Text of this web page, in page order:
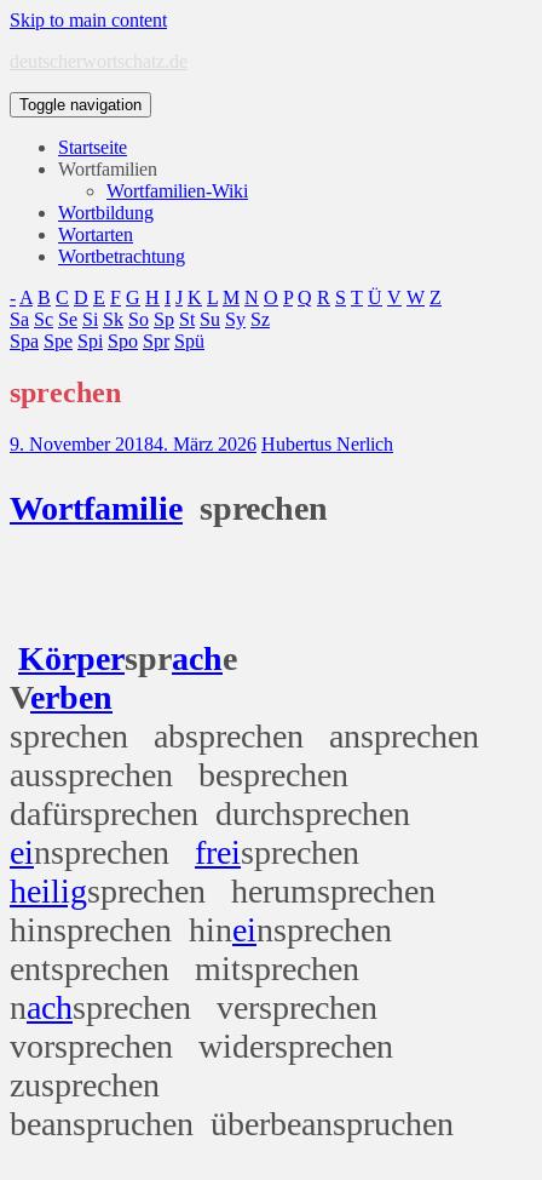
Skip to main content
deutscherwortschatz.de
Toggle navigation
Startseite
Wortfamilien
Wortfamilien-Wiki
Wortbildung
Wortarten
Wortbetrachtung
- A B C D E F G H I J K L M N O P Q R S T Ü V W Z
Sa Sc Se Si Sk So Sp St Su Sy Sz
Spa Spe Spi Spo Spr Spü
sprechen
9. November 20184. März 2026 Hubertus Nerlich
Wortfamilie sprechen
Körpersprache
Verben
sprechen absprechen ansprechen
aussprechen besprechen
dafürsprechen durchsprechen
einsprechen freisprechen
heiligsprechen herumsprechen
hinsprechen hineinsprechen
entsprechen mitsprechen
nachsprechen versprechen
vorsprechen widersprechen
zusprechen
beanspruchen überbeanspruchen